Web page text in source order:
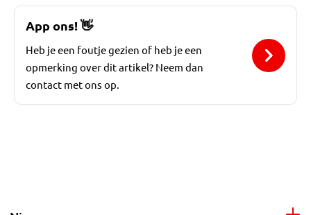
App ons!👋
Heb je een foutje gezien of heb je een
opmerking over dit artikel? Neem dan
contact met ons op.